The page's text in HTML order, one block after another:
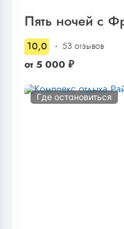
Пять ночей с
10,0 53 отзывов
от 5 000 ₽
Где остановиться